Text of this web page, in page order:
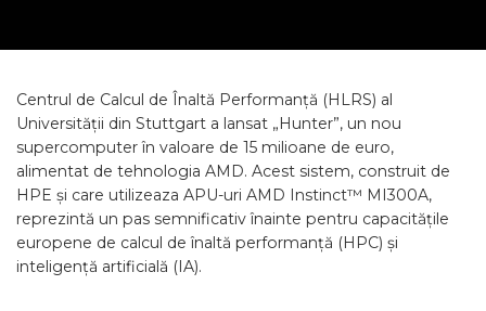
Centrul de Calcul de Înaltă Performanță (HLRS) al
Universității din Stuttgart a lansat „Hunter”, un nou
supercomputer în valoare de 15 milioane de euro,
alimentat de tehnologia AMD. Acest sistem, construit de
HPE și care utilizeaza APU-uri AMD Instinct™ MI300A,
reprezintă un pas semnificativ înainte pentru capacitățile
europene de calcul de înaltă performanță (HPC) și
inteligență artificială (IA).